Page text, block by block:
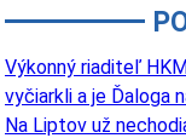
Výkonný riaditeľ
vyčiarkli a je Ďaloga
Na Liptov už